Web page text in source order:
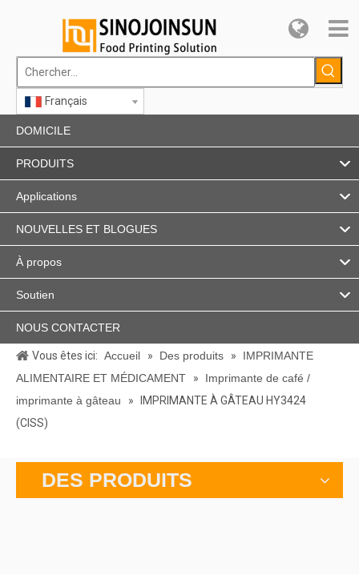
Français
DOMICILE
PRODUITS
Applications
NOUVELLES ET BLOGUES
À propos
Soutien
NOUS CONTACTER
Vous êtes ici: Accueil » Des produits »
IMPRIMANTE
ALIMENTAIRE ET MÉDICAMENT
»
Imprimante de café /
imprimante à gâteau
»
IMPRIMANTE À GÂTEAU HY3424
(CISS)
DES PRODUITS